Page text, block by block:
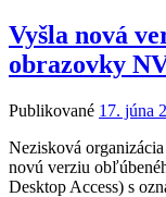
hlasov
RH-
Voice
Vyšla nová
obrazovky
Publikované 17. júna
Nezisková
novú verziu
Desktop Access) s